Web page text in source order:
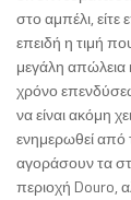
στο αμπέλι,
επειδή η τιμή
μεγάλη απώλεια
χρόνο
να είναι ακόμη
ενημερωθεί από
αγοράσουν τα
περιοχή Douro,